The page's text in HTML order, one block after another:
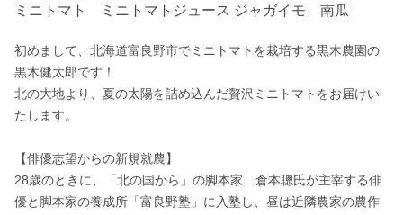
ミニトマト ミニトマトジュース ジャガイモ 南瓜
初めまして、北海道富良野市でミニトマトを栽培する黒木農園の
黒木健太郎です！
北の大地より、夏の太陽を詰め込んだ贅沢ミニトマトをお届けい
たします。
【俳優志望からの新規就農】
28歳のときに、「北の国から」の脚本家　倉本聰氏が主宰する俳
優と脚本家の養成所「富良野塾」に入塾し、昼は近隣農家の農作